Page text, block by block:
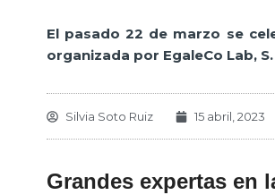
El pasado 22 de marzo se
organizada por EgaleCo Lab,
Silvia Soto Ruiz 15 abril, 2023
Grandes expertas en